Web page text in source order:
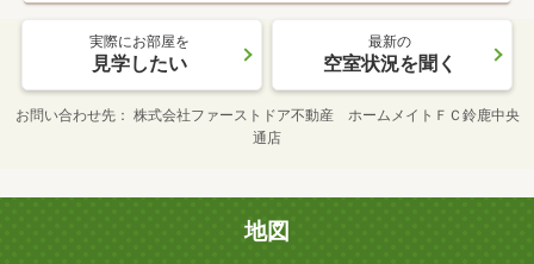
実際にお部屋を
見学したい
最新の
空室状況を聞く
お問い合わせ先
株式会社ファーストドア不動産 ホームメイトＦＣ鈴鹿中央
通店
地図